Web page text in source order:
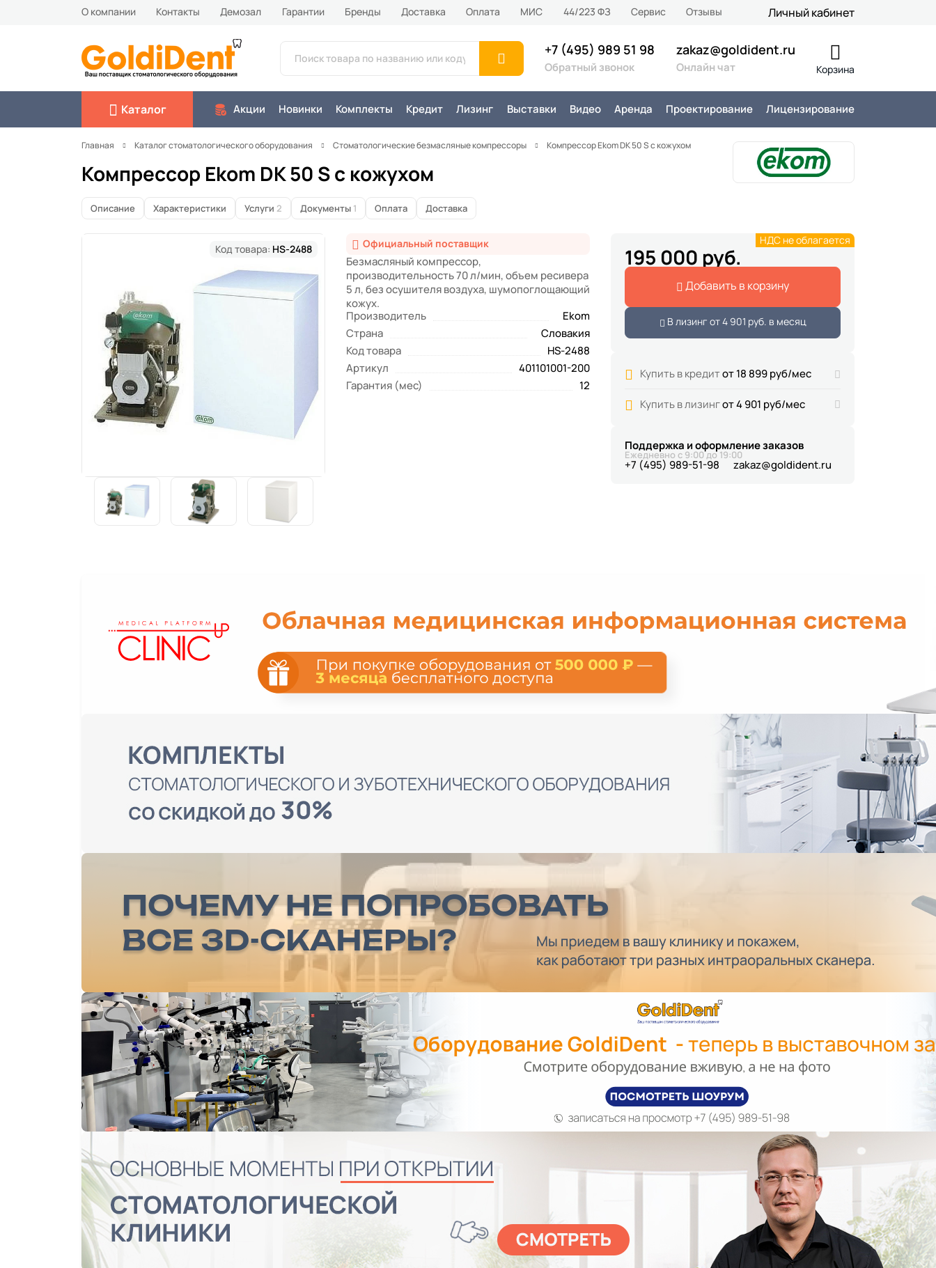
О компании Контакты Демозал Гарантии Бренды Доставка Оплата MИС 44/223 ФЗ Сервис Отзывы Личный кабинет
+7 (495) 989 51 98
Обратный звонок
zakaz@goldident.ru
Онлайн чат Корзина
Каталог Акции Новинки Комплекты Кредит Лизинг Выставки Видео Аренда Проектирование Лицензирование
Главная Каталог стоматологического оборудования Стоматологические безмасляные компрессоры Компрессор Ekom DK 50 S с кожухом
Компрессор Ekom DK 50 S с кожухом
Описание Характеристики Услуги 2 Документы 1 Оплата Доставка
Код товара: HS-2488 Официальный поставщик
Безмасляный компрессор,
производительность 70 л/мин, объем ресивера
5 л, без осушителя воздуха, шумопоглощающий
кожух.
Производитель
Ekom
Страна
Словакия
Код товара
HS-2488
Артикул
401101001-200
Гарантия (мес)
12
195 000 руб.
Добавить в корзину
В лизинг от4 901 руб. в месяц
НДС не облагается
Купить в кредитот 18 899 руб/мес
Купить в лизингот 4 901 руб/мес
Поддержка и оформление заказов
Ежедневно с 9:00 до 19:00
+7 (495) 989-51-98 zakaz@goldident.ru